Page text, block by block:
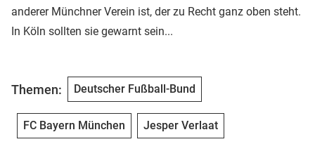
anderer Münchner Verein ist, der zu Recht ganz oben steht.
In Köln sollten sie gewarnt sein...
Themen: Deutscher Fußball-Bund
FC Bayern München Jesper Verlaat